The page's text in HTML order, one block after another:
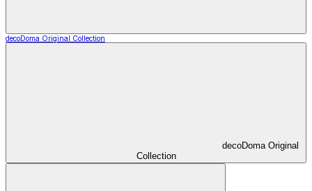
decoDoma Original Collection
decoDoma Original
Collection